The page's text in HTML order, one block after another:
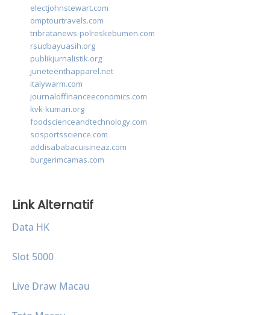
electjohnstewart.com
omptourtravels.com
tribratanews-polreskebumen.com
rsudbayuasih.org
publikjurnalistik.org
juneteenthapparel.net
italywarm.com
journaloffinanceeconomics.com
kvk-kumari.org
foodscienceandtechnology.com
scisportsscience.com
addisababacuisineaz.com
burgerimcamas.com
Link Alternatif
Data HK
Slot 5000
Live Draw Macau